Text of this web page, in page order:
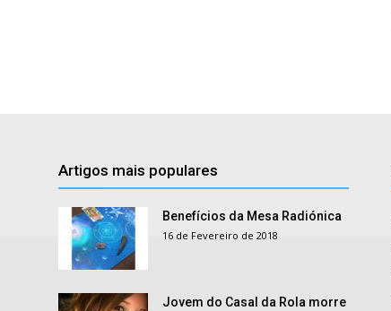
Artigos mais populares
Benefícios da Mesa Radiónica
16 de Fevereiro de 2018
Jovem do Casal da Rola morre